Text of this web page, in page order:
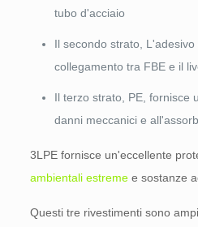
tubo d'acciaio
Il secondo strato,
collegamento tra FBE e il
Il terzo strato, PE, fornisce
danni meccanici e
3LPE fornisce un'eccellente
ambientali estremee sostanze
Questi tre rivestimenti sono